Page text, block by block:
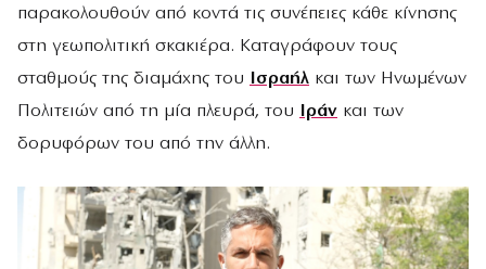
παρακολουθούν από κοντά τις συνέπειες κάθε κίνησης
στη γεωπολιτική σκακιέρα. Καταγράφουν τους
σταθμούς της διαμάχης του
Ισραήλ και των Ηνωμένων
Πολιτειών από τη μία πλευρά, του
Ιράν και των
δορυφόρων του από την άλλη.